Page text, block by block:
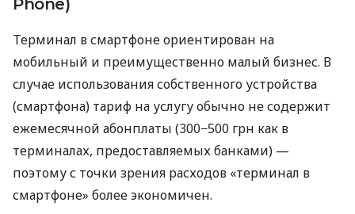
Phone)
Терминал в смартфоне ориентирован на
мобильный и преимущественно малый бизнес. В
случае использования собственного устройства
(смартфона) тариф на услугу обычно не содержит
ежемесячной абонплаты (300−500 грн как в
терминалах, предоставляемых банками) —
поэтому с точки зрения расходов «терминал в
смартфоне» более экономичен.